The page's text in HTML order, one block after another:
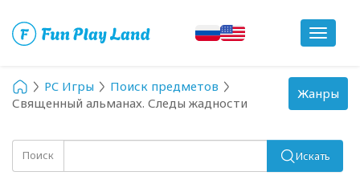
Toggle
PC Игры
Поиск предметов
Священный альманах. Следы жадности
Поиск Искать
Toggle
navigation
Жанры